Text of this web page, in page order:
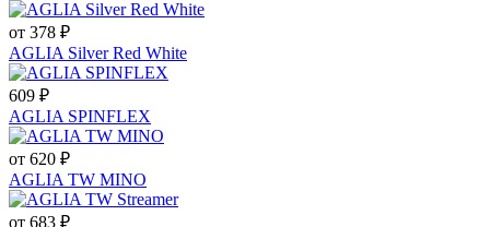
от 378 ₽
AGLIA Silver Red White
609 ₽
AGLIA SPINFLEX
от 620 ₽
AGLIA TW MINO
от 683 ₽